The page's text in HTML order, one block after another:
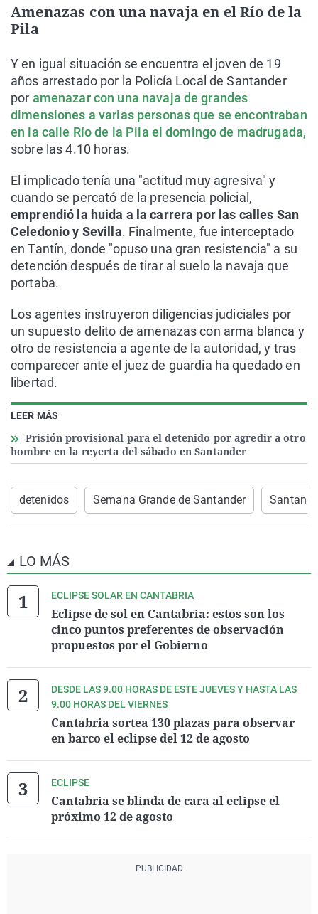
LEER MÁS
Prisión provisional para el detenido por agredir a otro
hombre en la reyerta del sábado en Santander
Amenazas con una navaja en el Río de la
Pila
Y en igual situación se encuentra el joven de 19
años arrestado por la Policía Local de Santander
por amenazar con una navaja de grandes
dimensiones a varias personas que se encontraban
en la calle Río de la Pila el domingo de madrugada,
sobre las 4.10 horas.
El implicado tenía una "actitud muy agresiva" y
cuando se percató de la presencia policial,
emprendió la huida a la carrera por las calles San
Celedonio y Sevilla. Finalmente, fue interceptado
en Tantín, donde "opuso una gran resistencia" a su
detención después de tirar al suelo la navaja que
portaba.
Los agentes instruyeron diligencias judiciales por
un supuesto delito de amenazas con arma blanca y
otro de resistencia a agente de la autoridad, y tras
comparecer ante el juez de guardia ha quedado en
libertad.
detenidos Semana Grande de Santander
LO MÁS
ECLIPSE SOLAR EN CANTABRIA
Eclipse de sol en Cantabria: estos son los
cinco puntos preferentes de observación
propuestos por el Gobierno
DESDE LAS 9.00 HORAS DE ESTE JUEVES Y HASTA LAS
9.00 HORAS DEL VIERNES
Cantabria sortea 130 plazas para observar
en barco el eclipse del 12 de agosto
ECLIPSE
Cantabria se blinda de cara al eclipse el
próximo 12 de agosto